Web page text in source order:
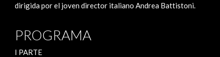
dirigida por el joven director italiano Andrea Battistoni.
PROGRAMA
I PARTE